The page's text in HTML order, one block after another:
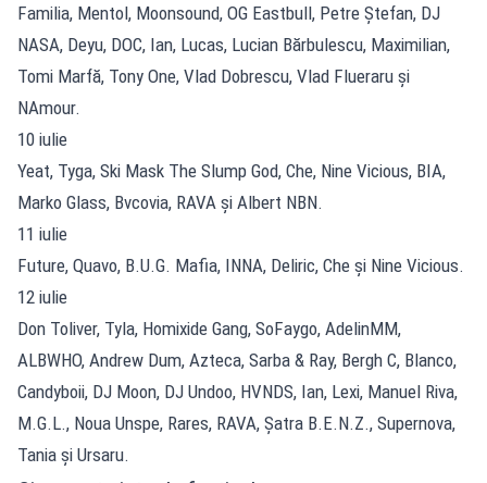
Familia, Mentol, Moonsound, OG Eastbull, Petre Ștefan, DJ
NASA, Deyu, DOC, Ian, Lucas, Lucian Bărbulescu, Maximilian,
Tomi Marfă, Tony One, Vlad Dobrescu, Vlad Flueraru și
NAmour.
10 iulie
Yeat, Tyga, Ski Mask The Slump God, Che, Nine Vicious, BIA,
Marko Glass, Bvcovia, RAVA și Albert NBN.
11 iulie
Future, Quavo, B.U.G. Mafia, INNA, Deliric, Che și Nine Vicious.
12 iulie
Don Toliver, Tyla, Homixide Gang, SoFaygo, AdelinMM,
ALBWHO, Andrew Dum, Azteca, Sarba & Ray, Bergh C, Blanco,
Candyboii, DJ Moon, DJ Undoo, HVNDS, Ian, Lexi, Manuel Riva,
M.G.L., Noua Unspe, Rares, RAVA, Șatra B.E.N.Z., Supernova,
Tania și Ursaru.